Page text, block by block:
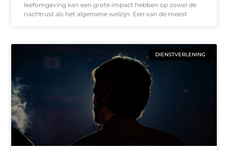
leefomgeving kan een grote impact hebben op zowel de
nachtrust als het algemene welzijn. Een van de meest
DIENSTVERLENING